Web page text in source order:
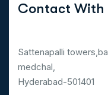
Contact With
Sattenapalli
medchal,
Hyderabad-501401